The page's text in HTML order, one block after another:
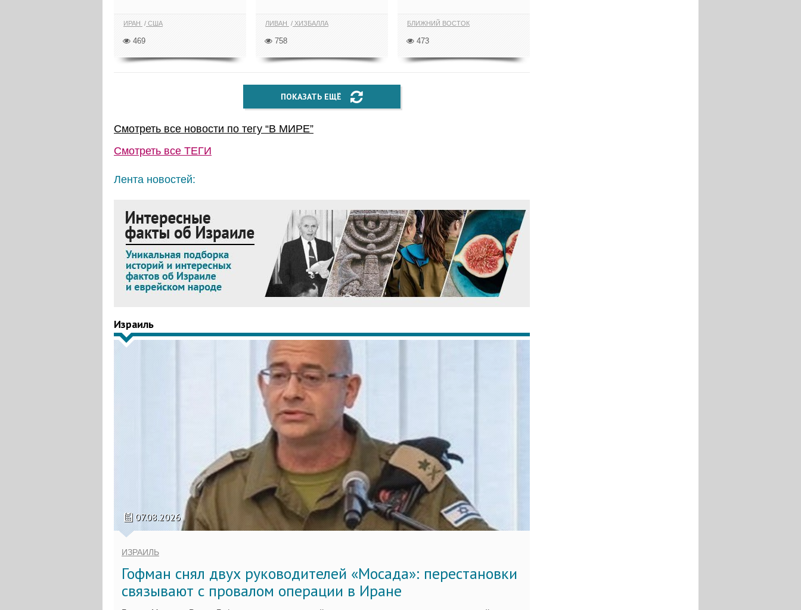
ИРАН США
469
ЛИВАН ХИЗБАЛЛА
758
БЛИЖНИЙ ВОСТОК
473
ПОКАЗАТЬ ЕЩЁ
Смотреть все новости по тегу “В МИРЕ”
Смотреть все ТЕГИ
Лента новостей:
Израиль
07.08.2026
ИЗРАИЛЬ
Гофман снял двух руководителей «Мосада»: перестановки
связывают с провалом операции в Иране